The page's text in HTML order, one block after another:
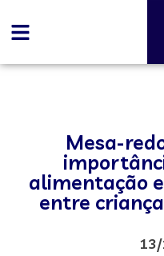
Mesa-
alimentação
entre